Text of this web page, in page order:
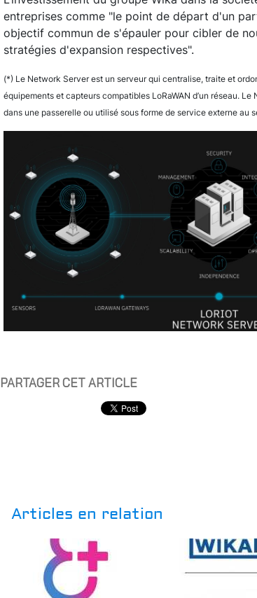
entreprises comme "le point de départ d'un
objectif commun de s'épauler pour cibler de
stratégies d'expansion respectives".
(*) Le Network Server est un serveur qui centralise, traite et
équipements et capteurs compatibles LoRaWAN d’un réseau.
dans une passerelle ou utilisé sous forme de service externe au
PARTAGER CET ARTICLE
Articles en relation